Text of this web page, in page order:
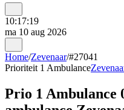
10:17:19
ma 10 aug 2026
Home/Zevenaar/#27041
Prioriteit 1 Ambulance
Prio 1 Ambulance